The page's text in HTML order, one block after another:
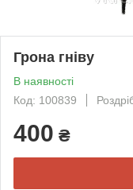
Грона гніву
В наявності
Код: 100839
400 ₴